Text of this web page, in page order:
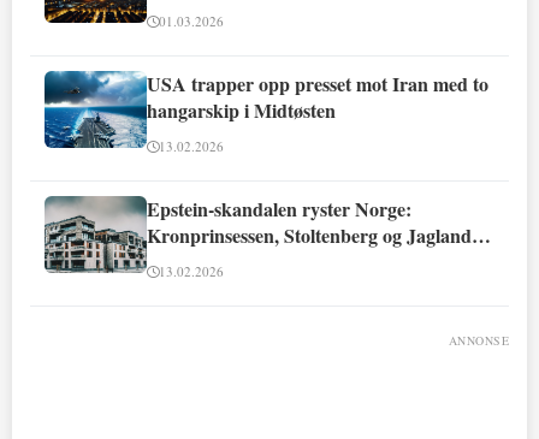
01.03.2026
USA trapper opp presset mot Iran med to
hangarskip i Midtøsten
13.02.2026
Epstein-skandalen ryster Norge:
Kronprinsessen, Stoltenberg og Jagland
involvert
13.02.2026
ANNONSE